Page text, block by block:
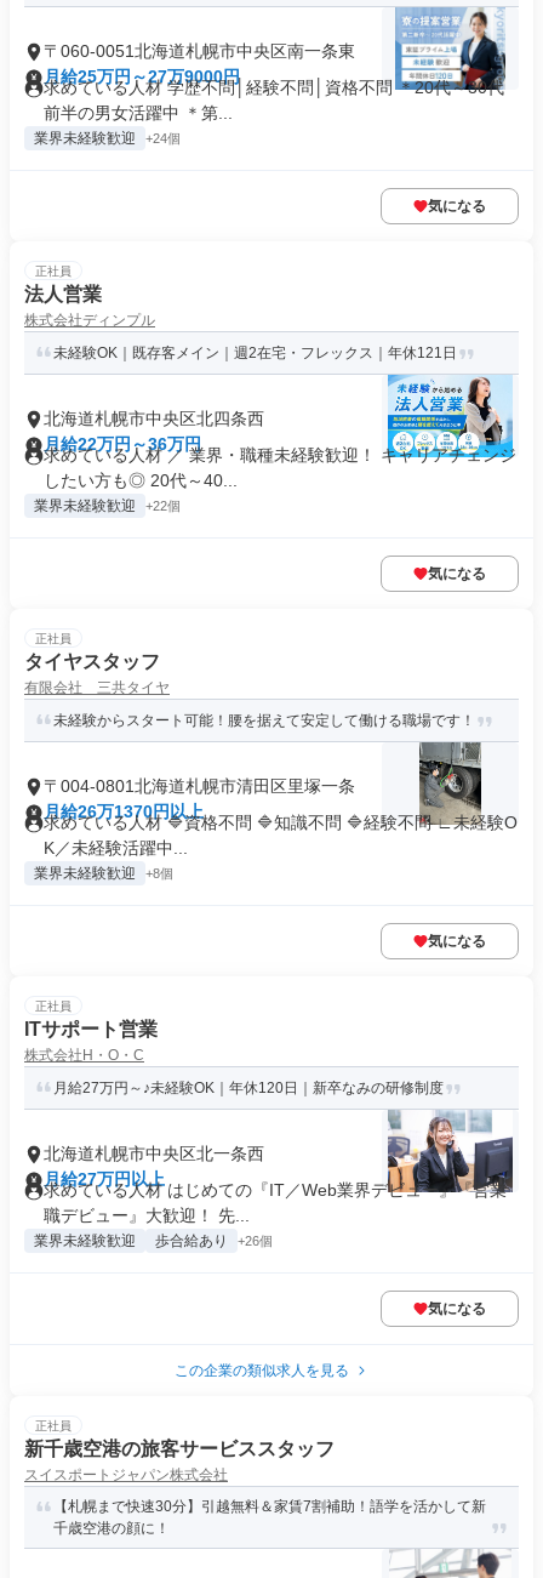
〒060-0051北海道札幌市中央区南一条東
月給25万円～27万9000円
求めている人材 学歴不問│経験不問│資格不問 ＊20代～30代
前半の男女活躍中 ＊第...
業界未経験歓迎 +24個
気になる
正社員
法人営業
株式会社ディンプル
未経験OK｜既存客メイン｜週2在宅・フレックス｜年休121日
北海道札幌市中央区北四条西
月給22万円～36万円
求めている人材 ／ 業界・職種未経験歓迎！ キャリアチェンジ
したい方も◎ 20代～40...
業界未経験歓迎 +22個
気になる
正社員
タイヤスタッフ
有限会社 三共タイヤ
未経験からスタート可能！腰を据えて安定して働ける職場です！
〒004-0801北海道札幌市清田区里塚一条
月給26万1370円以上
求めている人材 🔷資格不問 🔷知識不問 🔷経験不問 ∟未経験O
K／未経験活躍中...
業界未経験歓迎 +8個
気になる
正社員
ITサポート営業
株式会社H・O・C
月給27万円～♪未経験OK｜年休120日｜新卒なみの研修制度
北海道札幌市中央区北一条西
月給27万円以上
求めている人材 はじめての『IT／Web業界デビュー』『営業
職デビュー』大歓迎！ 先...
業界未経験歓迎 歩合給あり +26個
気になる
この企業の類似求人を見る
正社員
新千歳空港の旅客サービススタッフ
スイスポートジャパン株式会社
【札幌まで快速30分】引越無料＆家賃7割補助！語学を活かして新
千歳空港の顔に！